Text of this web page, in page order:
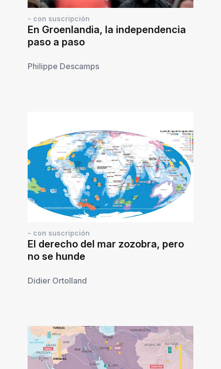
- con suscripción
En Groenlandia, la independencia
paso a paso
Philippe Descamps
- con suscripción
El derecho del mar zozobra, pero
no se hunde
Didier Ortolland